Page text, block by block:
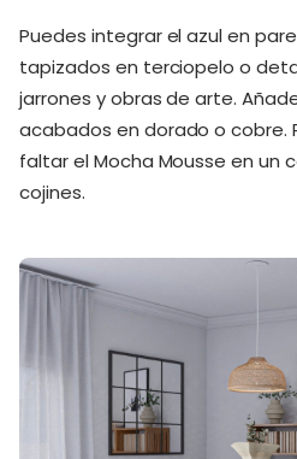
Puedes integrar el azul en
tapizados en terciopelo o
jarrones y obras de arte.
acabados en dorado o cobre.
faltar el Mocha Mousse en un
cojines.